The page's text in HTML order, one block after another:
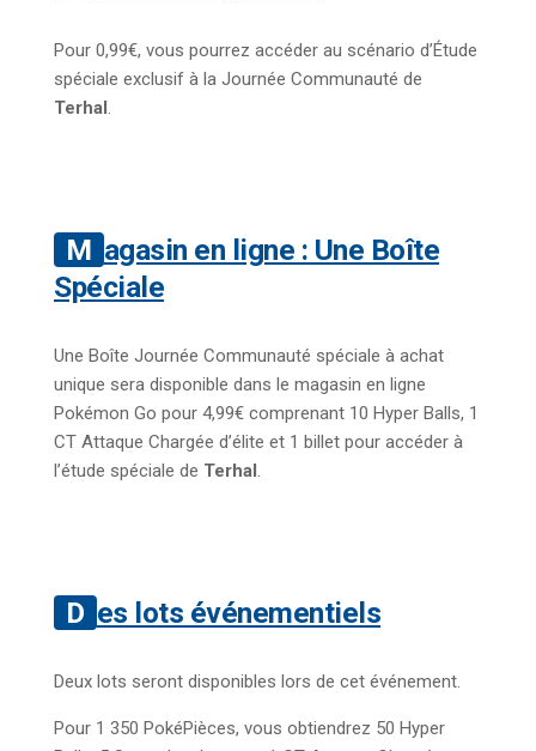
Pour 0,99€, vous pourrez accéder au scénario d’Étude
spéciale exclusif à la Journée Communauté de
Terhal.
Magasin en ligne : Une Boîte
Spéciale
Une Boîte Journée Communauté spéciale à achat
unique sera disponible dans le magasin en ligne
Pokémon Go pour 4,99€ comprenant 10 Hyper Balls, 1
CT Attaque Chargée d’élite et 1 billet pour accéder à
l’étude spéciale de Terhal.
Des lots événementiels
Deux lots seront disponibles lors de cet événement.
Pour 1 350 PokéPièces, vous obtiendrez 50 Hyper